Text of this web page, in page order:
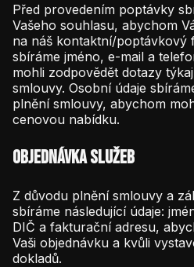
Před provedením poptávky
Vašeho souhlasu, abychom
na náš kontaktní/poptávkový
sbíráme jméno, e-mail a
mohli zodpovědět dotazy
smlouvy. Osobní údaje
plnění smlouvy, abychom
cenovou nabídku.
Objednávka služeb
Z důvodu plnění smlouvy a
sbíráme následující údaje:
DIČ a fakturační adresu,
Vaši objednávku a kvůli
dokladů.